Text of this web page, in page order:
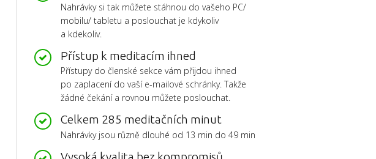
Nahrávky si tak můžete stáhnou do vašeho PC/
mobilu/ tabletu a poslouchat je kdykoliv
a kdekoliv.
Přístup k meditacím ihned
Přístupy do členské sekce vám přijdou ihned
po zaplacení do vaší e-mailové schránky. Takže
žádné čekání a rovnou můžete poslouchat.
Celkem 285 meditačních minut
Nahrávky jsou různě dlouhé od 13 min do 49 min